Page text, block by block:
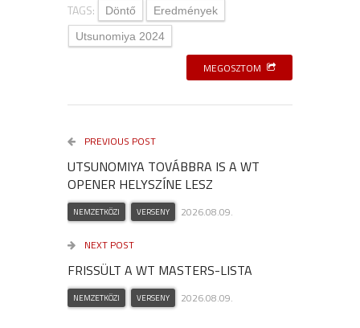
TAGS: Döntő
Eredmények
Utsunomiya 2024
MEGOSZTOM
PREVIOUS POST
UTSUNOMIYA TOVÁBBRA IS A WT
OPENER HELYSZÍNE LESZ
NEMZETKÖZI VERSENY 2026.08.09.
NEXT POST
FRISSÜLT A WT MASTERS-LISTA
NEMZETKÖZI VERSENY 2026.08.09.